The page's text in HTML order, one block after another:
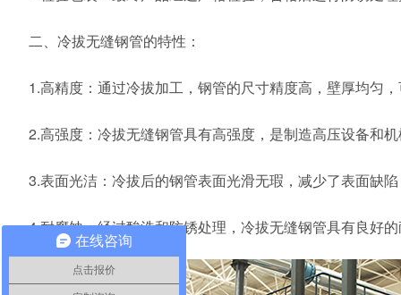
二、冷拔无缝钢管的特性：
1.高精度：通过冷拔加工，钢管的尺寸精度高，壁厚均匀
2.高强度：冷拔无缝钢管具有高强度，是制造高压设备和
3.表面光洁：冷拔后的钢管表面光滑无瑕，减少了表面缺
4.耐腐蚀：经过酸洗和防锈处理，冷拔无缝钢管具有良好
在线咨询
点击报价